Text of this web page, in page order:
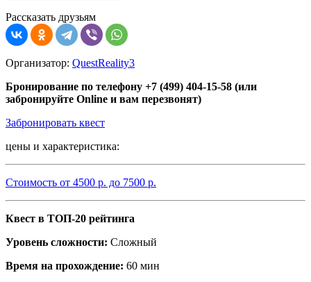
Рассказать друзьям
Организатор: QuestReality3
Бронирование по телефону +7 (499) 404-15-58 (или
забронируйте Online и вам перезвонят)
Забронировать квест
цены и характеристика:
Стоимость от 4500 р. до 7500 р.
Квест в ТОП-20 рейтинга
Уровень сложности: Сложный
Время на прохождение: 60 мин